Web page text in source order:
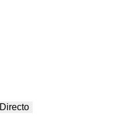
Directo